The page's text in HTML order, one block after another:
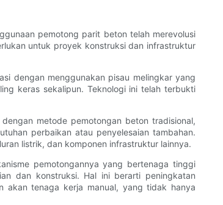
pemotong parit beton telah merevolusi
untuk proyek konstruksi dan infrastruktur
dengan menggunakan pisau melingkar yang
keras sekalipun. Teknologi ini telah terbukti
metode pemotongan beton tradisional,
perbaikan atau penyelesaian tambahan.
listrik, dan komponen infrastruktur lainnya.
pemotongannya yang bertenaga tinggi
dan konstruksi. Hal ini berarti peningkatan
akan tenaga kerja manual, yang tidak hanya